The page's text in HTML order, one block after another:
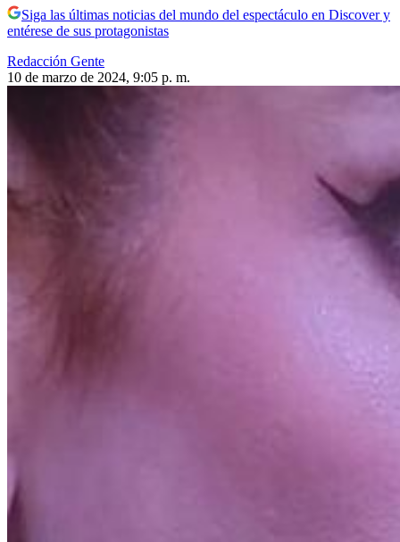
Siga las últimas noticias del mundo del espectáculo en Discover y
entérese de sus protagonistas
Redacción Gente
10 de marzo de 2024, 9:05 p. m.